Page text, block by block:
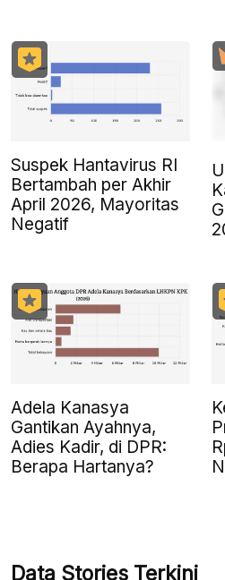
Suspek Hantavirus RI
Bertambah per Akhir
April 2026, Mayoritas
Negatif
Adela Kanasya
Gantikan Ayahnya,
Adies Kadir, di DPR:
Berapa Hartanya?
Data Stories Terkini